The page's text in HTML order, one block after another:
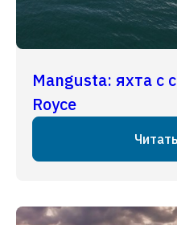
Mangusta: яхта с
Royce